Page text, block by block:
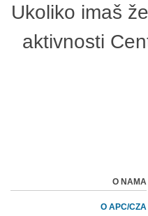
Ukoliko imaš
aktivnosti
O NAMA
O APC/CZA